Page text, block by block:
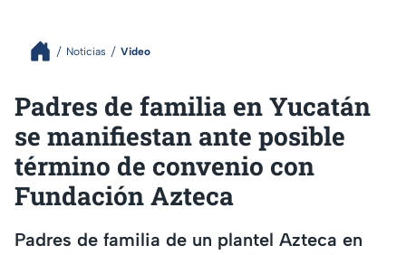
Noticias Video
Padres de familia en Yucatán
se manifiestan ante posible
término de convenio con
Fundación Azteca
Padres de familia de un plantel Azteca en